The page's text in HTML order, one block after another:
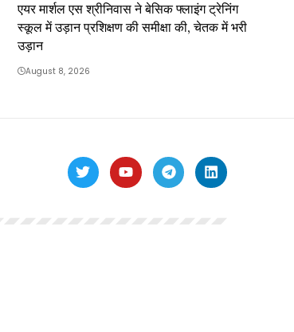
एयर मार्शल एस श्रीनिवास ने बेसिक फ्लाइंग ट्रेनिंग
स्कूल में उड़ान प्रशिक्षण की समीक्षा की, चेतक में भरी
उड़ान
August 8, 2026